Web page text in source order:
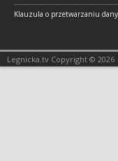
Klauzula o przetwarzaniu
Legnicka.tv Copyright ©